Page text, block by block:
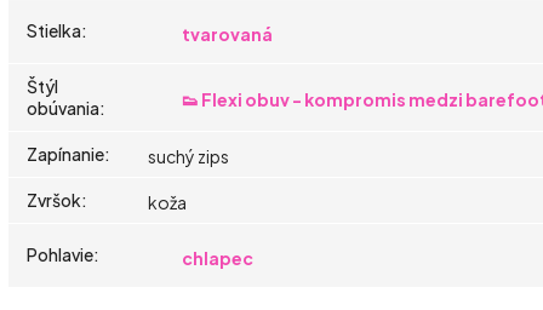
Stielka: tvarovaná
Štýl
obúvania: 👟 Flexi obuv - kompromis medzi
Zapínanie:
suchý zips
Zvršok: koža
Pohlavie: chlapec